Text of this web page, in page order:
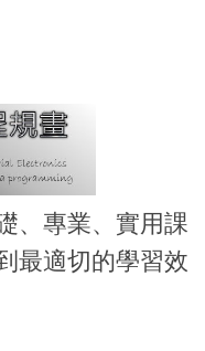
、專業、實用課
最適切的學習效